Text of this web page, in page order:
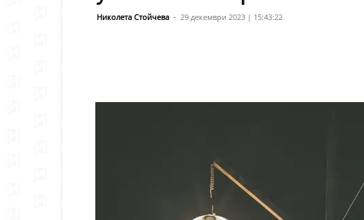
Николета Стойчева - 29 декември 2023 | 15:43:22